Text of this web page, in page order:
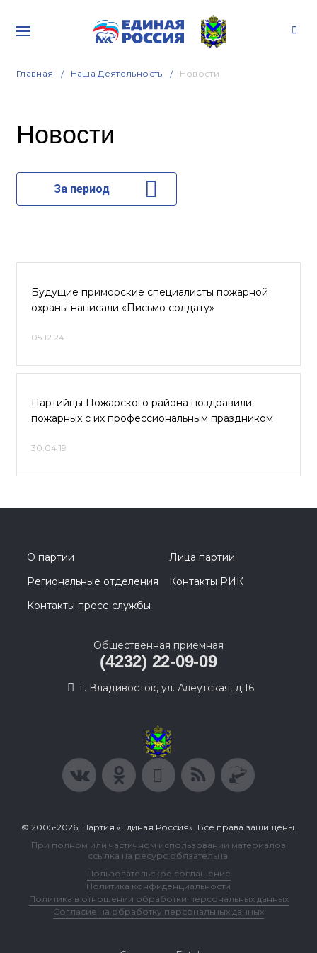
Главная Наша Деятельность Новости
Новости
За период
Будущие приморские специалисты пожарной
охраны написали «Письмо солдату»
05.12.24
Партийцы Пожарского района поздравили
пожарных с их профессиональным праздником
30.04.19
О партии
Лица партии
Региональные отделения
Контакты РИК
Контакты пресс-службы
Общественная приемная
(4232) 22-09-09
г. Владивосток, ул. Алеутская, д.16
© 2005-2026, Партия «Единая Россия». Все права защищены.
При полном или частичном использовании материалов
ссылка на ресурс обязательна.
Пользовательское соглашение
Политика конфиденциальности
Политика в отношении обработки персональных данных
Согласие на обработку персональных данных